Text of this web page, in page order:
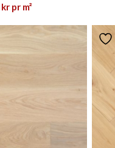
kr pr m²